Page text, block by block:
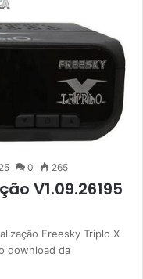
0 265
V1.09.26195
Freesky Triplo X
download da